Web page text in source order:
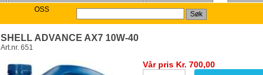
OSS
SHELL ADVANCE AX7 10W-40
Art.nr. 651
Vår pris Kr. 700,00